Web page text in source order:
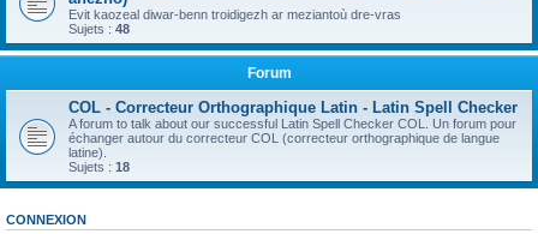
Evit kaozeal diwar-benn troidigezh ar meziantoù dre-vras
Sujets : 48
Forum
COL - Correcteur Orthographique Latin - Latin Spell Checker
A forum to talk about our successful Latin Spell Checker COL. Un forum pour
échanger autour du correcteur COL (correcteur orthographique de langue
latine).
Sujets : 18
CONNEXION